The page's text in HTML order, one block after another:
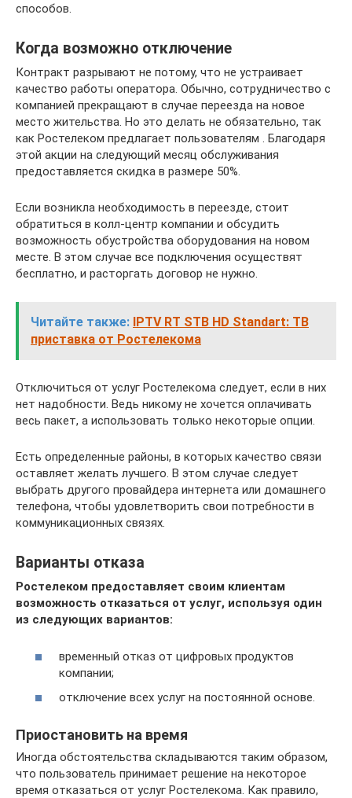
способов.
Когда возможно отключение
Контракт разрывают не потому, что не устраивает
качество работы оператора. Обычно, сотрудничество с
компанией прекращают в случае переезда на новое
место жительства. Но это делать не обязательно, так
как Ростелеком предлагает пользователям . Благодаря
этой акции на следующий месяц обслуживания
предоставляется скидка в размере 50%.
Если возникла необходимость в переезде, стоит
обратиться в колл-центр компании и обсудить
возможность обустройства оборудования на новом
месте. В этом случае все подключения осуществят
бесплатно, и расторгать договор не нужно.
Читайте также: IPTV RT STB HD Standart: ТВ
приставка от Ростелекома
Отключиться от услуг Ростелекома следует, если в них
нет надобности. Ведь никому не хочется оплачивать
весь пакет, а использовать только некоторые опции.
Есть определенные районы, в которых качество связи
оставляет желать лучшего. В этом случае следует
выбрать другого провайдера интернета или домашнего
телефона, чтобы удовлетворить свои потребности в
коммуникационных связях.
Варианты отказа
Ростелеком предоставляет своим клиентам
возможность отказаться от услуг, используя один
из следующих вариантов:
временный отказ от цифровых продуктов
компании;
отключение всех услуг на постоянной основе.
Приостановить на время
Иногда обстоятельства складываются таким образом,
что пользователь принимает решение на некоторое
время отказаться от услуг Ростелекома. Как правило,